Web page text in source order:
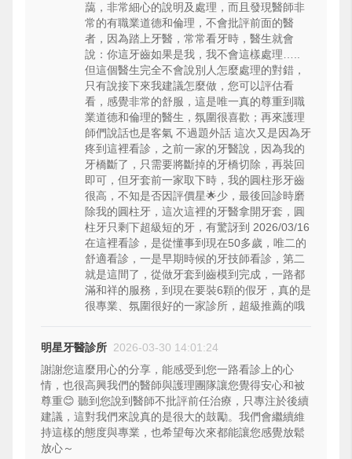
藹，非常細心的說明及處理，而且發現醫師非
常的有職業道德和倫理，不會批評前面的醫
者，因為踏上牙醫，常常看牙時，醫生就會
說：你這牙齒如果是我，我不會這樣處理…..
但這個醫生完全不會說別人怎麼處理的對錯，
只有說接下來我建議怎麼做，您可以評估看
看，感覺非常的舒服，這是唯一真的尊重到職
業道德和倫理的醫生，氛圍很喜歡；再來護理
師們說話也是客氣 不過題外話 這次又是因為牙
疼到這裡看診，之前一家的牙醫說，因為我的
牙橋斷了，只需要將斷掉的牙橋切除，再裝回
即可，但牙套前一家取下時，我的圓柱形牙齒
很高，不知是否因評價星🌟少，最後回診時磨
除我的圓柱牙，這次這裡的牙醫拿開牙套，圓
柱牙只剩下超級短的牙，有驚訝到 2026/03/16
在這裡看診，是從懂事到現在50多歲，唯二的
舒適看診，一是早期時候的牙技師看診，第二
就是這間了，從做牙套到齒模到完成，一路都
滿和祥的服務，到現在要裝6顆的假牙，真的是
很專業、氛圍很好的一家診所，超級推薦的哦
明星牙醫診所 2026-03-30 14:01:24
謝謝您這麼用心的分享，能感受到您一路看診上的心
情，也很高興我們的醫師與護理團隊讓您覺得安心和被
尊重😊 聽到您說到醫師不批評前任治療，只專注於後續
建議，這對我們來說真的是很大的鼓勵。我們會繼續維
持這樣的態度與專業，也希望每次來都能讓您感覺放鬆
放心～